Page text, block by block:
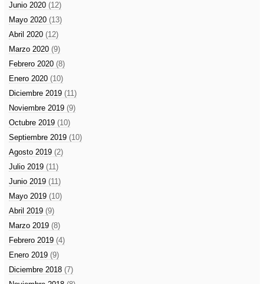
Junio 2020 (12)
Mayo 2020 (13)
Abril 2020 (12)
Marzo 2020 (9)
Febrero 2020 (8)
Enero 2020 (10)
Diciembre 2019 (11)
Noviembre 2019 (9)
Octubre 2019 (10)
Septiembre 2019 (10)
Agosto 2019 (2)
Julio 2019 (11)
Junio 2019 (11)
Mayo 2019 (10)
Abril 2019 (9)
Marzo 2019 (8)
Febrero 2019 (4)
Enero 2019 (9)
Diciembre 2018 (7)